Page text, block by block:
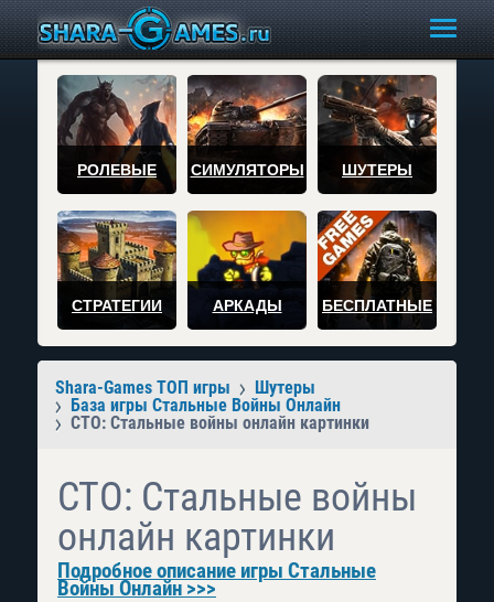
РОЛЕВЫЕ СИМУЛЯТОРЫ ШУТЕРЫ
СТРАТЕГИИ АРКАДЫ БЕСПЛАТНЫЕ
Shara-Games ТОП игры
Шутеры
База игры Стальные Войны Онлайн
СТО: Стальные войны онлайн картинки
СТО: Стальные войны
онлайн картинки
Подробное описание игры Стальные
Войны Онлайн >>>